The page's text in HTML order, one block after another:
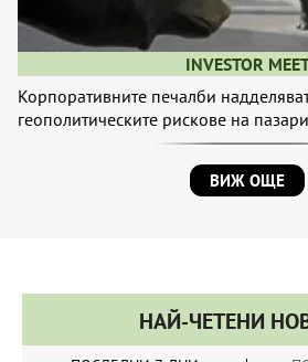
INVESTOR
Корпоративните печалби
геополитическите рискове на
ВИЖ ОЩЕ
НАЙ-ЧЕТЕНИ